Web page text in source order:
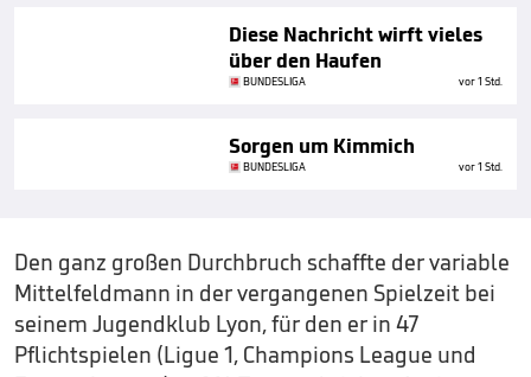
Diese Nachricht wirft vieles
über den Haufen
BUNDESLIGA vor 1 Std.
Sorgen um Kimmich
BUNDESLIGA vor 1 Std.
Den ganz großen Durchbruch schaffte der variable
Mittelfeldmann in der vergangenen Spielzeit bei
seinem Jugendklub Lyon, für den er in 47
Pflichtspielen (Ligue 1, Champions League und